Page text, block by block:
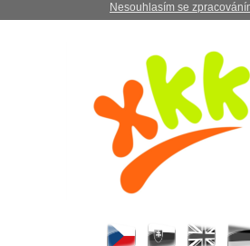
Nesouhlasím se